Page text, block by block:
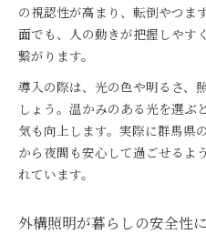
の視認性が高まり、転倒やつま
面でも、人の動きが把握しやす
繋がります。
導入の際は、光の色や明るさ、
しょう。温かみのある光を選ぶ
気も向上します。実際に群馬県
から夜間も安心して過ごせるよ
れています。
外構照明が暮らしの安全性